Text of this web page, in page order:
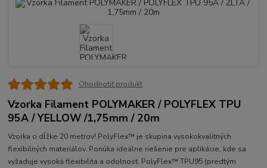
Ohodnotiť produkt
Vzorka Filament POLYMAKER / POLYFLEX TPU
95A / YELLOW /1,75mm / 20m
Vzorka o dĺžke 20 metrov! PolyFlex™ je skupina vysokokvalitných
flexibilných materiálov. Ponúka ideálne riešenie pre aplikácie, kde sa
vyžaduje vysoká flexibilita a odolnosť. PolyFlex™ TPU95 (predtým